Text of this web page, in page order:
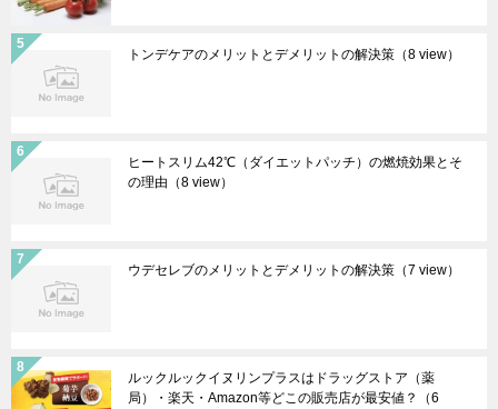
トンデケアのメリットとデメリットの解決策 （8 view）
ヒートスリム42℃（ダイエットパッチ）の燃焼効果とそ
の理由 （8 view）
ウデセレブのメリットとデメリットの解決策 （7 view）
ルックルックイヌリンプラスはドラッグストア（薬
局）・楽天・Amazon等どこの販売店が最安値？
（6